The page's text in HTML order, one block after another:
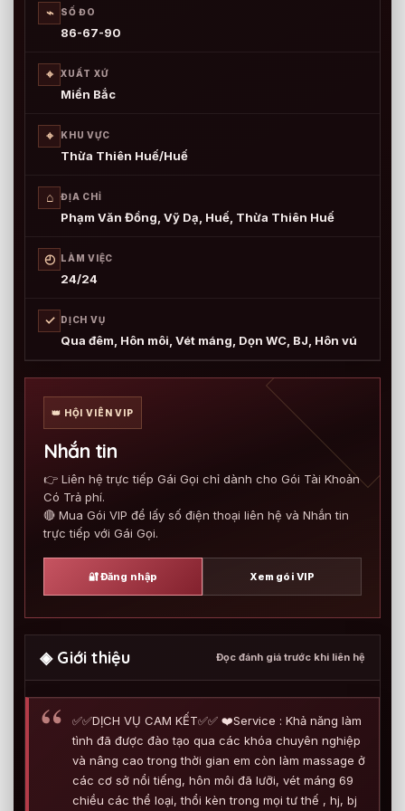
⌁ SỐ ĐO
86-67-90
⌖ XUẤT XỨ
Miền Bắc
⌖ KHU VỰC
Thừa Thiên Huế/Huế
⌂ ĐỊA CHỈ
Phạm Văn Đồng, Vỹ Dạ, Huế, Thừa Thiên Huế
◴ LÀM VIỆC
24/24
✓ DỊCH VỤ
Qua đêm, Hôn môi, Vét máng, Dọn WC, BJ, Hôn vú
👑 HỘI VIÊN VIP
Nhắn tin
👉 Liên hệ trực tiếp Gái Gọi chỉ dành cho Gói Tài Khoản
Có Trả phí.
🔴 Mua Gói VIP để lấy số điện thoại liên hệ và Nhắn tin
trực tiếp với Gái Gọi.
🔐 Đăng nhập Xem gói VIP
◈ Giới thiệu Đọc đánh giá trước khi liên hệ
✅✅DỊCH VỤ CAM KẾT✅✅ ❤️Service : Khả năng làm
tình đã được đào tạo qua các khóa chuyên nghiệp
và nâng cao trong thời gian em còn làm massage ở
các cơ sở nổi tiếng, hôn môi đã lưỡi, vét máng 69
chiều các thể loại, thổi kèn trong mọi tư thế , hj, bj